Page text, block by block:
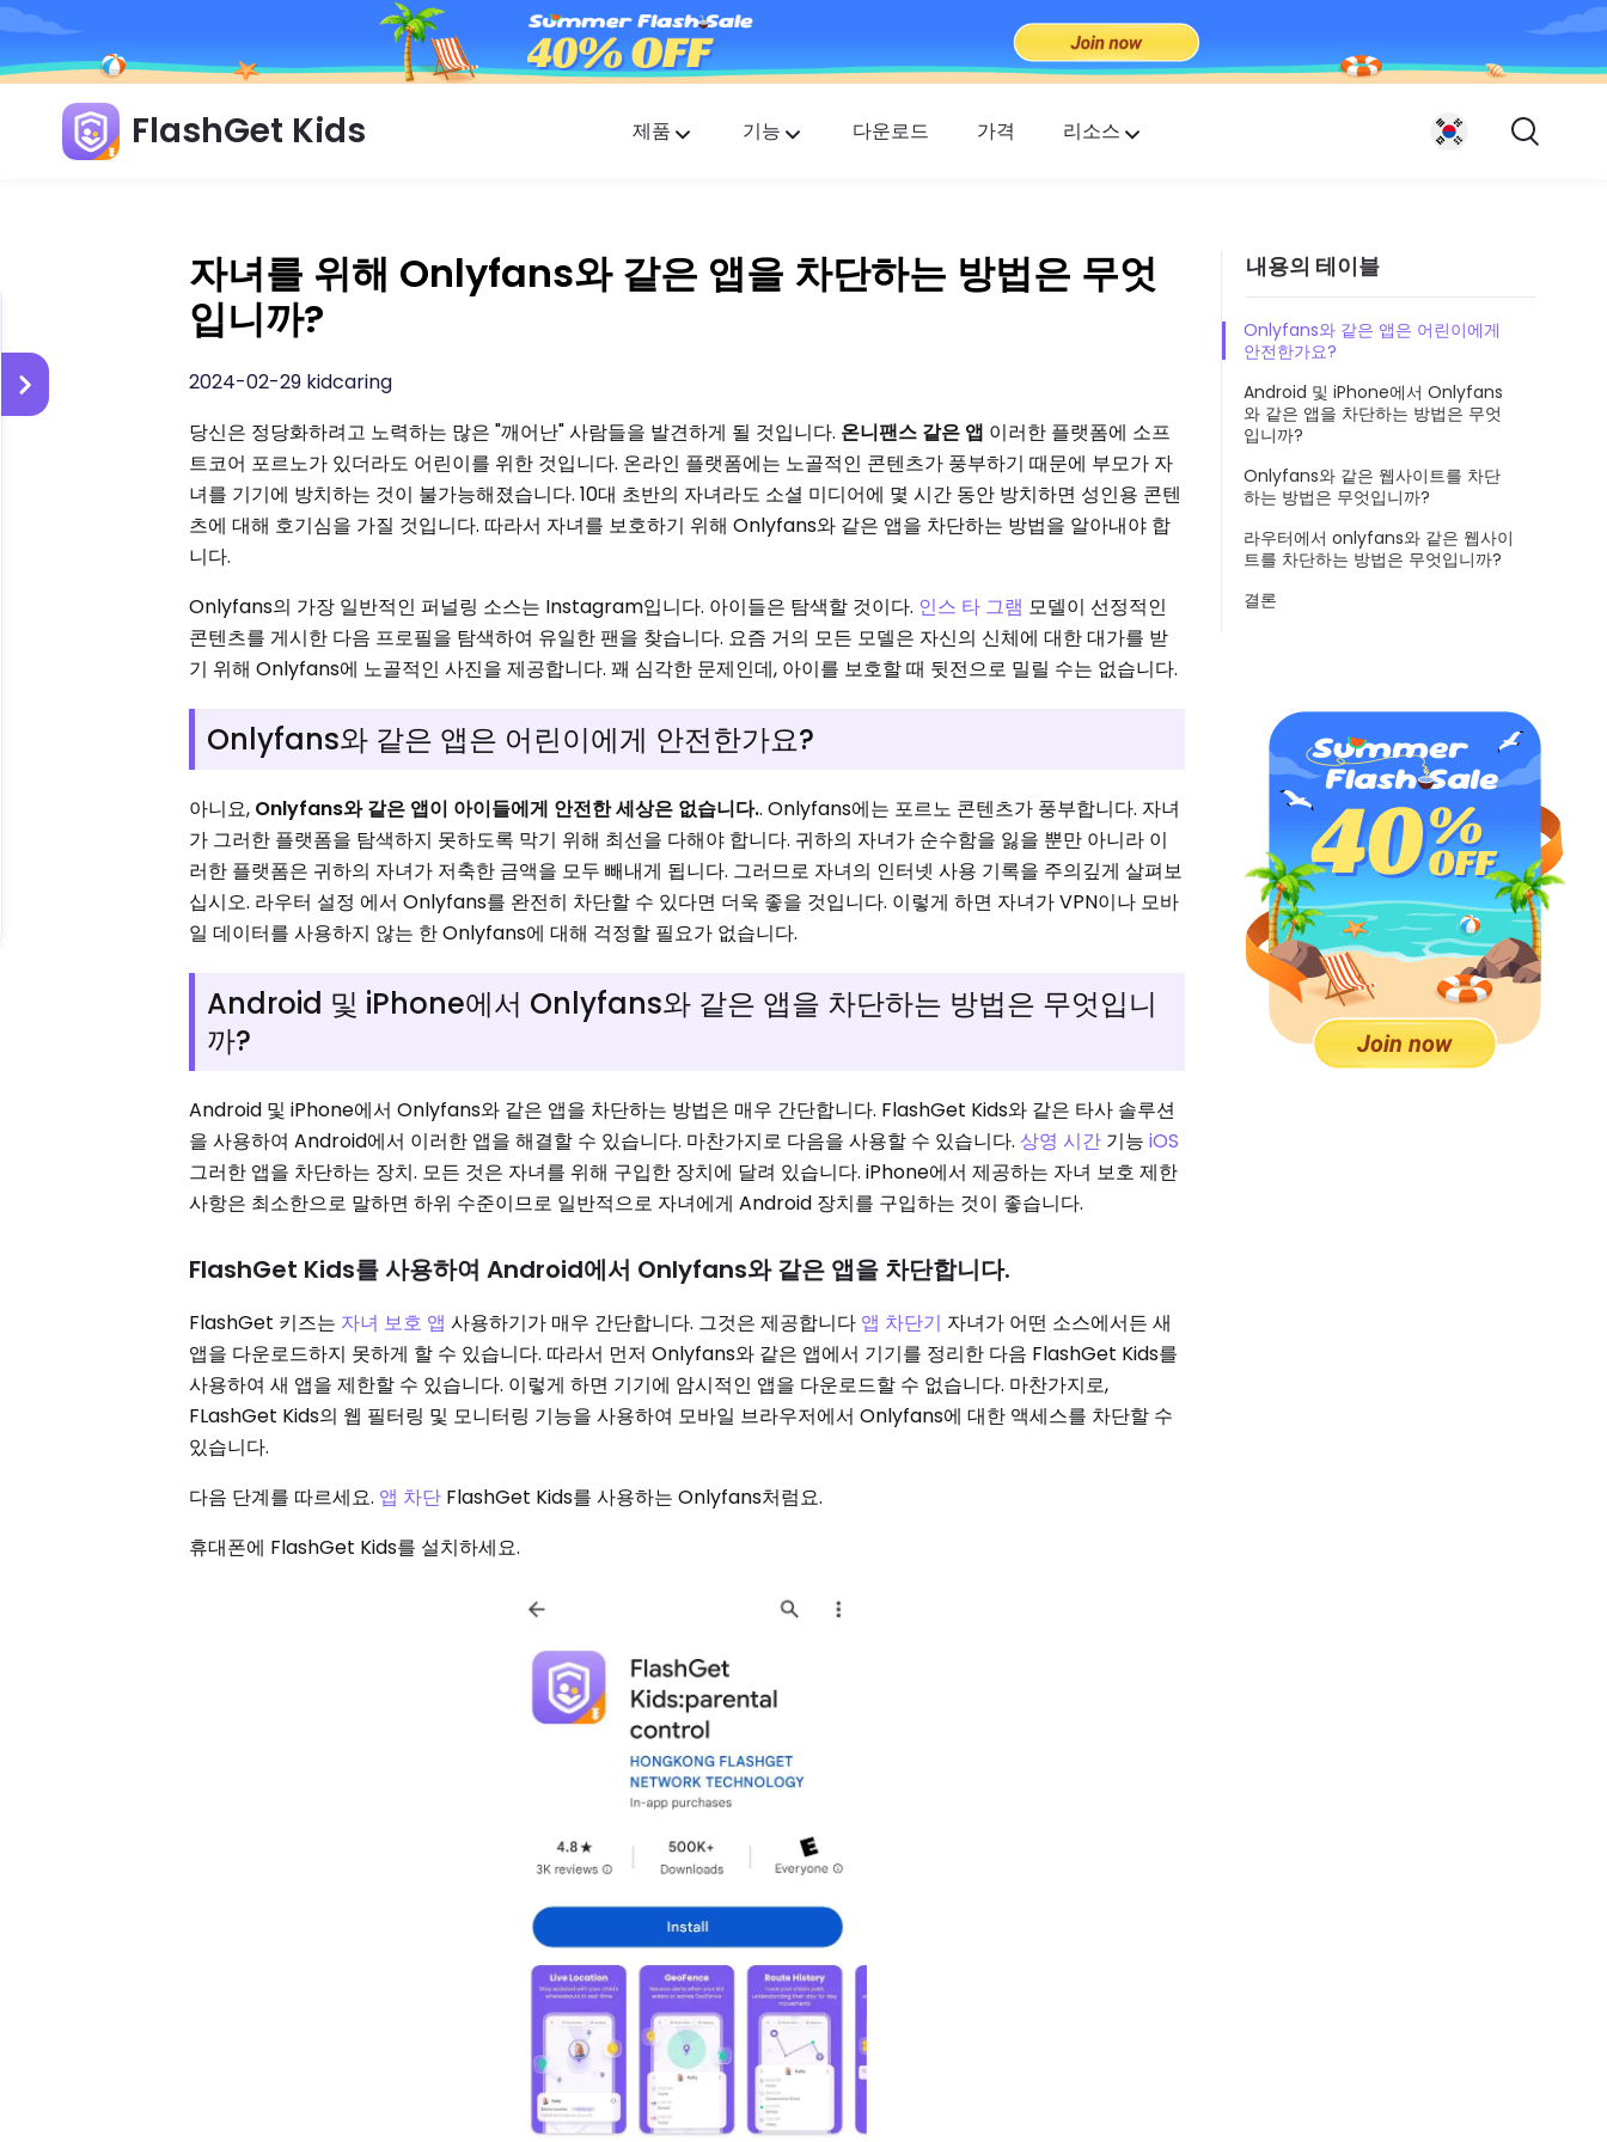
FlashGet Kids 제품
FlashGet Finder
기능 다운로드 가격 리소스
자녀를 위해 Onlyfans와 같은 앱을 차단하는 방법은 무엇
입니까?
2024-02-29 kidcaring
당신은 정당화하려고 노력하는 많은 "깨어난" 사람들을 발견하게 될 것입니다. 온니팬스 같은 앱 이러한 플랫폼에 소프
트코어 포르노가 있더라도 어린이를 위한 것입니다. 온라인 플랫폼에는 노골적인 콘텐츠가 풍부하기 때문에 부모가 자
녀를 기기에 방치하는 것이 불가능해졌습니다. 10대 초반의 자녀라도 소셜 미디어에 몇 시간 동안 방치하면 성인용 콘텐
츠에 대해 호기심을 가질 것입니다. 따라서 자녀를 보호하기 위해 Onlyfans와 같은 앱을 차단하는 방법을 알아내야 합
니다.
Onlyfans의 가장 일반적인 퍼널링 소스는 Instagram입니다. 아이들은 탐색할 것이다. 인스 타 그램 모델이 선정적인
콘텐츠를 게시한 다음 프로필을 탐색하여 유일한 팬을 찾습니다. 요즘 거의 모든 모델은 자신의 신체에 대한 대가를 받
기 위해 Onlyfans에 노골적인 사진을 제공합니다. 꽤 심각한 문제인데, 아이를 보호할 때 뒷전으로 밀릴 수는 없습니다.
Onlyfans와 같은 앱은 어린이에게 안전한가요?
아니요, Onlyfans와 같은 앱이 아이들에게 안전한 세상은 없습니다.. Onlyfans에는 포르노 콘텐츠가 풍부합니다. 자녀
가 그러한 플랫폼을 탐색하지 못하도록 막기 위해 최선을 다해야 합니다. 귀하의 자녀가 순수함을 잃을 뿐만 아니라 이
러한 플랫폼은 귀하의 자녀가 저축한 금액을 모두 빼내게 됩니다. 그러므로 자녀의 인터넷 사용 기록을 주의깊게 살펴보
십시오. 라우터 설정 에서 Onlyfans를 완전히 차단할 수 있다면 더욱 좋을 것입니다. 이렇게 하면 자녀가 VPN이나 ​​모바
일 데이터를 사용하지 않는 한 Onlyfans에 대해 걱정할 필요가 없습니다.
Android 및 iPhone에서 Onlyfans와 같은 앱을 차단하는 방법은 무엇입니
까?
Android 및 iPhone에서 Onlyfans와 같은 앱을 차단하는 방법은 매우 간단합니다. FlashGet Kids와 같은 타사 솔루션
을 사용하여 Android에서 이러한 앱을 해결할 수 있습니다. 마찬가지로 다음을 사용할 수 있습니다. 상영 시간 기능iOS
그러한 앱을 차단하는 장치. 모든 것은 자녀를 위해 구입한 장치에 달려 있습니다. iPhone에서 제공하는 자녀 보호 제한
사항은 최소한으로 말하면 하위 수준이므로 일반적으로 자녀에게 Android 장치를 구입하는 것이 좋습니다.
FlashGet Kids를 사용하여 Android에서 Onlyfans와 같은 앱을 차단합니다.
FlashGet 키즈는 자녀 보호 앱 사용하기가 매우 간단합니다. 그것은 제공합니다 앱 차단기 자녀가 어떤 소스에서든 새
앱을 다운로드하지 못하게 할 수 있습니다. 따라서 먼저 Onlyfans와 같은 앱에서 기기를 정리한 다음 FlashGet Kids를
사용하여 새 앱을 제한할 수 있습니다. 이렇게 하면 기기에 암시적인 앱을 다운로드할 수 없습니다. 마찬가지로,
FLashGet Kids의 웹 필터링 및 모니터링 기능을 사용하여 모바일 브라우저에서 Onlyfans에 대한 액세스를 차단할 수
있습니다.
다음 단계를 따르세요. 앱 차단 FlashGet Kids를 사용하는 Onlyfans처럼요.
휴대폰에 FlashGet Kids를 설치하세요.
내용의 테이블
Onlyfans와 같은 앱은 어린이에게
안전한가요?
Android 및 iPhone에서 Onlyfans
와 같은 앱을 차단하는 방법은 무엇
입니까?
Onlyfans와 같은 웹사이트를 차단
하는 방법은 무엇입니까?
라우터에서 onlyfans와 같은 웹사이
트를 차단하는 방법은 무엇입니까?
결론